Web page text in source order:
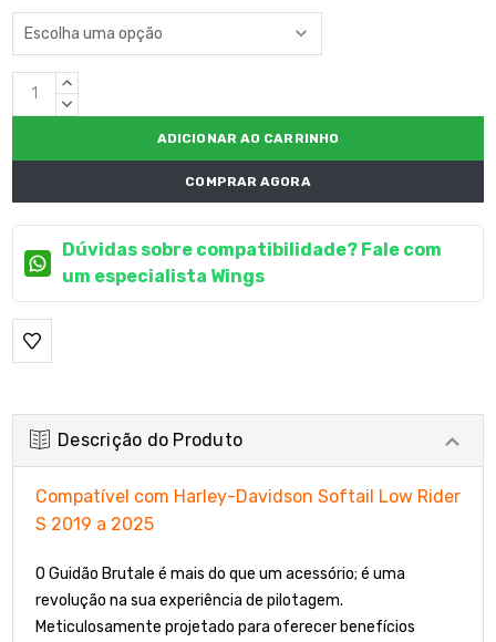
EstoqueQUANTIDADE
CRESCENTE:
QUANTIDADE
COMPRAR AGORA
Dúvidas sobre compatibilidade? Fale com
um especialista Wings
Descrição do Produto
Compatível com Harley-Davidson Softail Low Rider
S 2019 a 2025
O Guidão Brutale é mais do que um acessório; é uma
revolução na sua experiência de pilotagem.
Meticulosamente projetado para oferecer benefícios